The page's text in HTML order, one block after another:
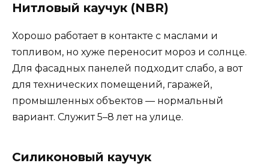
Нитловый каучук (NBR)
Хорошо работает в контакте с маслами и
топливом, но хуже переносит мороз и солнце.
Для фасадных панелей подходит слабо, а вот
для технических помещений, гаражей,
промышленных объектов — нормальный
вариант. Служит 5–8 лет на улице.
Силиконовый каучук